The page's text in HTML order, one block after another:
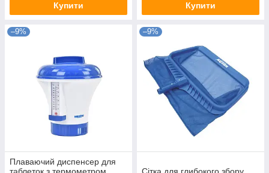
Купити Купити
–9%
Плаваючий диспенсер для
–9%